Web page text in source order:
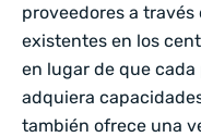
proveedores a
existentes en los
en lugar de que
adquiera
también ofrece una